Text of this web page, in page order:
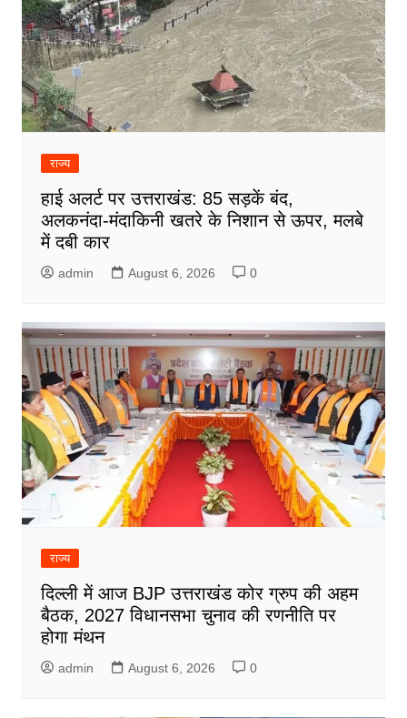
राज्य
हाई अलर्ट पर उत्तराखंड: 85 सड़कें बंद,
अलकनंदा-मंदाकिनी खतरे के निशान से ऊपर, मलबे
में दबी कार
admin August 6, 2026 0
राज्य
दिल्ली में आज BJP उत्तराखंड कोर ग्रुप की अहम
बैठक, 2027 विधानसभा चुनाव की रणनीति पर
होगा मंथन
admin August 6, 2026 0